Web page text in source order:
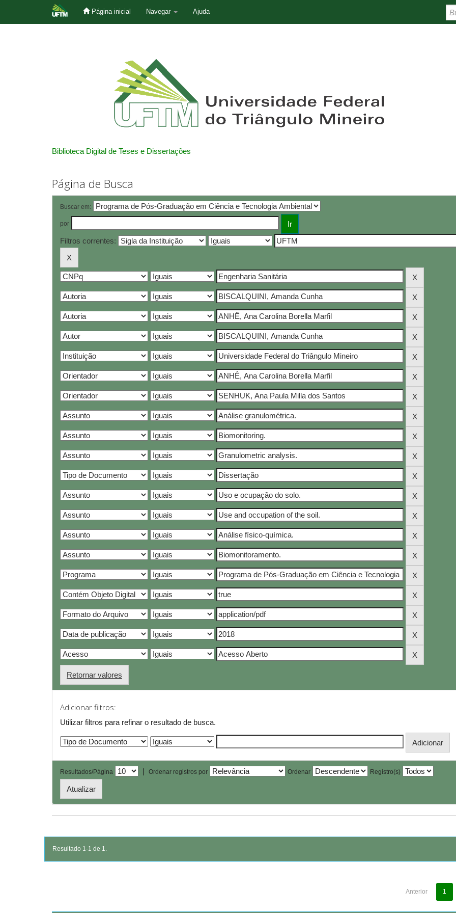
Página inicial Navegar Ajuda
Biblioteca Digital de Teses e Dissertações
Página de Busca
Buscar em:
por
Filtros correntes:
Retornar valores
Adicionar filtros:
Utilizar filtros para refinar o resultado de busca.
Resultados/Página | Ordenar registros por Ordenar Registro(s)
Resultado 1-1 de 1.
Anterior 1